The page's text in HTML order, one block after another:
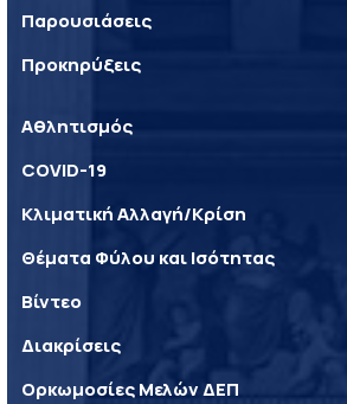
Παρουσιάσεις
Προκηρύξεις
Αθλητισμός
COVID-19
Κλιματική Αλλαγή/Κρίση
Θέματα Φύλου και Ισότητας
Βίντεο
Διακρίσεις
Ορκωμοσίες Μελών ΔΕΠ